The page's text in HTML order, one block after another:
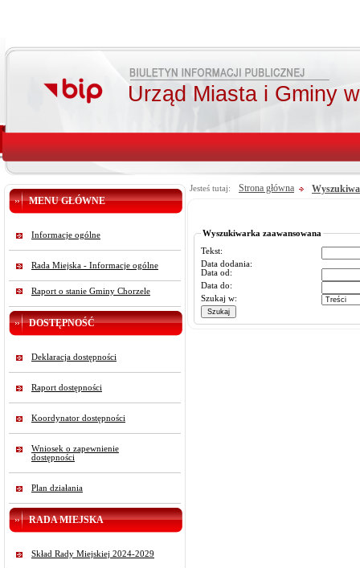
Urząd Miasta i Gminy
MENU GŁÓWNE
Informacje ogólne
Rada Miejska - Informacje ogólne
Raport o stanie Gminy Chorzele
DOSTĘPNOŚĆ
Deklaracja dostępności
Raport dostępności
Koordynator dostępności
Wniosek o zapewnienie
dostępności
Plan działania
RADA MIEJSKA
Skład Rady Miejskiej 2024-2029
Jesteś tutaj: Strona główna
Wyszukiwarka zaawansowana
Tekst:
Data dodania:
Data od:
Data do:
Szukaj w: